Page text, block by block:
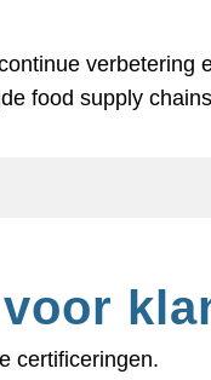
food supply
certificeringen.